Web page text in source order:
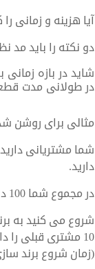
آیا هزینه و زمانی
دو نکته را باید مد
شاید در بازه
در طولانی مدت
مثالی برای روشن
دارید.
در مجموع شما 100 دلار سود می کنید.(هزینه برندسازی تقریبا صفر است)
(زمان شروع برند سازی و